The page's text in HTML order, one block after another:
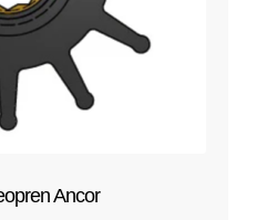
Ancor